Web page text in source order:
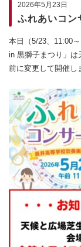
2026年5月23日
ふれあいコン
本日（5/23、11:00
in 黒獅子まつり」は
前に変更して開催し